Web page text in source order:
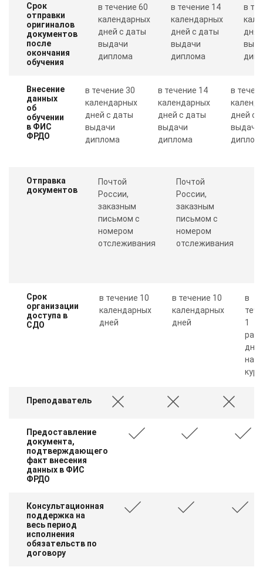
Срок
отправки
оригиналов
документов
после
окончания
обучения
в течение 60
календарных
дней с даты
выдачи
диплома
в течение 14
календарных
дней с даты
выдачи
диплома
в
дня
Внесение
данных
об
обучении
в ФИС
ФРДО
в течение 30
календарных
дней с даты
выдачи
диплома
в течение 14
календарных
дней с даты
выдачи
диплома
в
дней с
выдачи
Отправка
документов
Почтой
России,
заказным
письмом с
номером
отслеживания
Почтой
России,
заказным
письмом с
номером
отслеживания
Срок
организации
доступа в
СДО
в течение 10
календарных
дней
в течение 10
календарных
дней
в
1
дня
Преподаватель
Предоставление
документа,
подтверждающего
факт внесения
данных в ФИС
ФРДО
Консультационная
поддержка на
весь период
исполнения
обязательств по
договору